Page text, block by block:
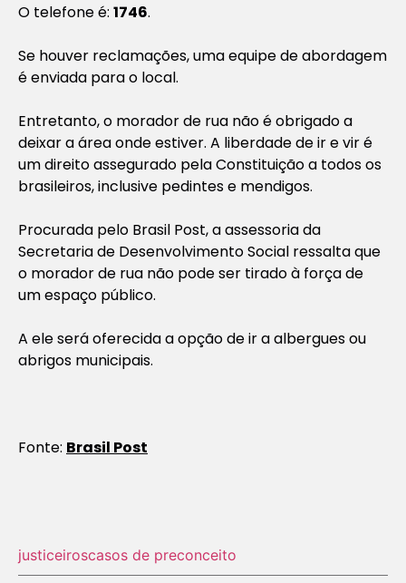
O telefone é: 1746.
Se houver reclamações, uma equipe de abordagem
é enviada para o local.
Entretanto, o morador de rua não é obrigado a
deixar a área onde estiver. A liberdade de ir e vir é
um direito assegurado pela Constituição a todos os
brasileiros, inclusive pedintes e mendigos.
Procurada pelo Brasil Post, a assessoria da
Secretaria de Desenvolvimento Social ressalta que
o morador de rua não pode ser tirado à força de
um espaço público.
A ele será oferecida a opção de ir a albergues ou
abrigos municipais.
Fonte: Brasil Post
justiceiroscasos de preconceito